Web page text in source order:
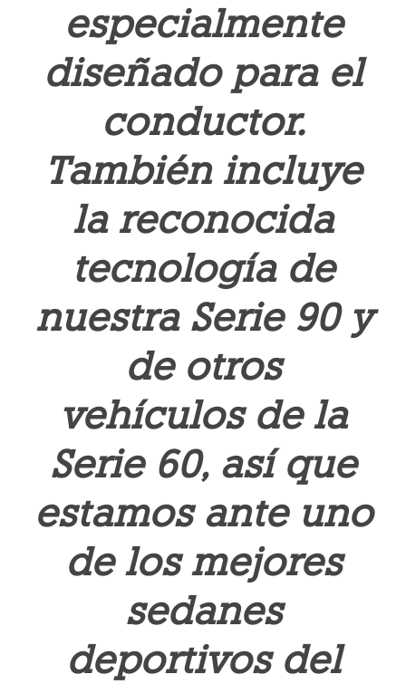
especialmente
diseñado para el
conductor.
También incluye
la reconocida
tecnología de
nuestra Serie 90 y
de otros
vehículos de la
Serie 60, así que
estamos ante uno
de los mejores
sedanes
deportivos del